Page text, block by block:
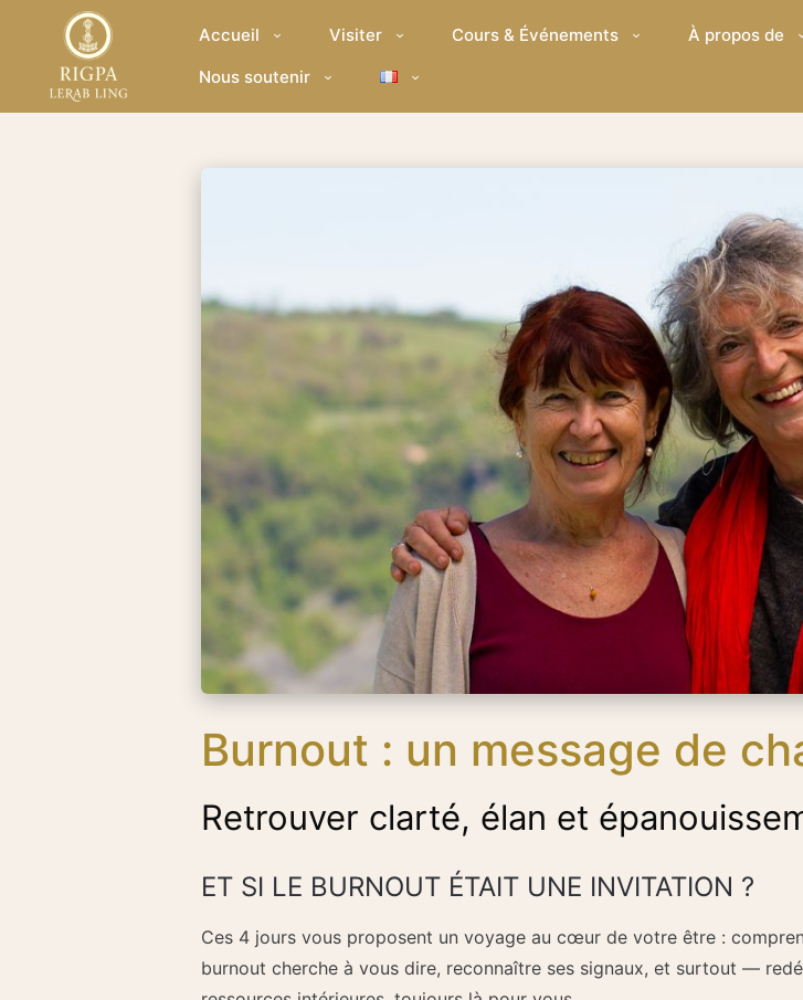
Accueil Visiter Cours & Événements À propos de
Nous soutenir
Burnout : un message de
Retrouver clarté, élan et
ET SI LE BURNOUT ÉTAIT UNE INVITATION ?
Ces 4 jours vous proposent un voyage au cœur de votre être :
burnout cherche à vous dire, reconnaître ses signaux, et surtout —